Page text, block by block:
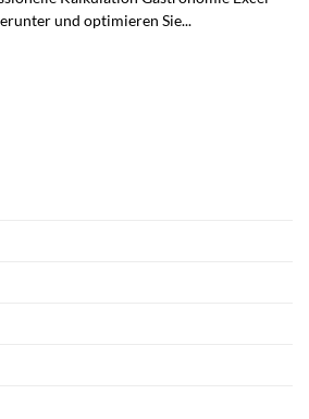
und optimieren Sie...